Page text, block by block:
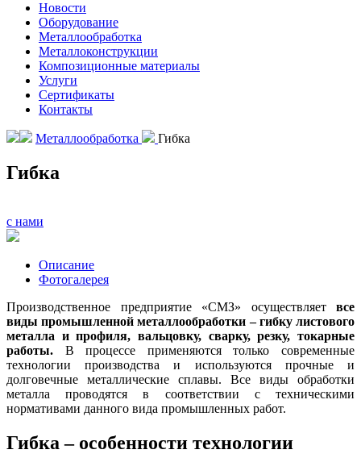
Новости
Оборудование
Металлообработка
Металлоконструкции
Композиционные материалы
Услуги
Сертификаты
Контакты
Металлообработка Гибка
Гибка
с нами
Описание
Фотогалерея
Производственное предприятие «СМЗ» осуществляет все
виды промышленной металлообработки – гибку листового
металла и профиля, вальцовку, сварку, резку, токарные
работы. В процессе применяются только современные
технологии производства и используются прочные и
долговечные металлические сплавы. Все виды обработки
металла проводятся в соответствии с техническими
нормативами данного вида промышленных работ.
Гибка – особенности технологии